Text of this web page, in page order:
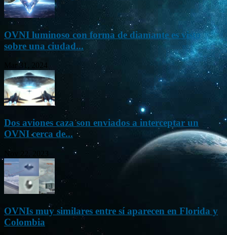
OVNI luminoso con forma de diamante es visto
sobre una ciudad...
Mar 31, 2024
Dos aviones caza son enviados a interceptar un
OVNI cerca de...
Nov 22, 2023
OVNIs muy similares entre sí aparecen en Florida y
Colombia